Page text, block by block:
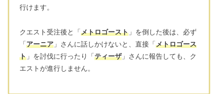
行けます。
クエスト受注後と「メトロゴースト 」を倒した後は、必ず
「アーニア 」さんに話しかけないと、直接「メトロゴース
ト 」を討伐に行ったり「ティーザ」さんに報告しても、ク
エストが進行しません。